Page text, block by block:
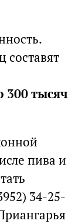
300 тысяч
пива и
34-25-